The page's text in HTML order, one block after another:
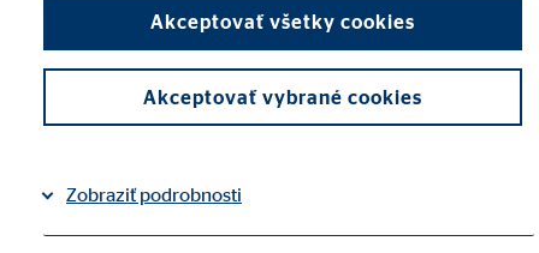
Akceptovať všetky cookies
Akceptovať vybrané cookies
Zobraziť podrobnosti